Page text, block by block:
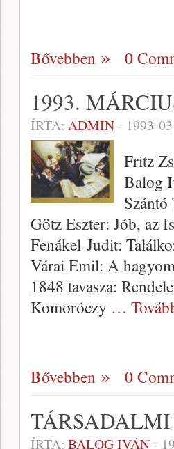
Bővebben 0
1993.
ÍRTA: ADMIN- 1993-
Fritz
Balog
Götz Eszter: Jób, az
Fenákel Judit:
Várai Emil: A
1848 tavasza:
Komoróczy …
Bővebben 0
ÍRTA: BALOG IVÁN-